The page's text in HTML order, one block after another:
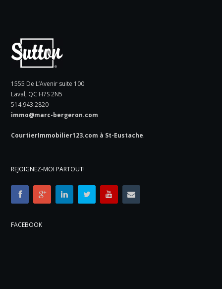
1555 De L’Avenir suite 100
Laval, QC H7S 2N5
514.943.2820
immo@marc-bergeron.com
CourtierImmobilier123.com à St-Eustache.
REJOIGNEZ-MOI PARTOUT!
FACEBOOK